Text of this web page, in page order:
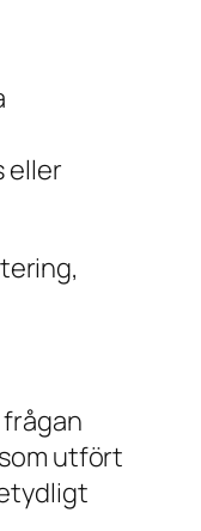
eller
utfört